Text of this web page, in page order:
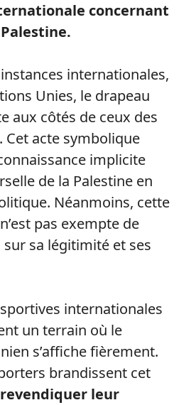
concernant
internationales,
Unies, le drapeau
aux côtés de ceux des
Cet acte symbolique
implicite
de la Palestine en
Néanmoins, cette
pas exempte de
sa légitimité et ses
internationales
un terrain où le
s’affiche fièrement.
brandissent cet
revendiquer leur